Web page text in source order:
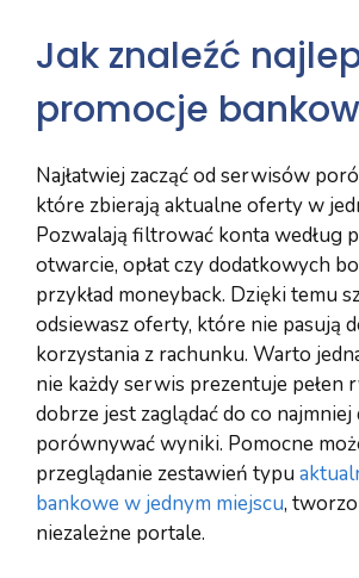
Jak znaleźć
promocje
Najłatwiej zacząć od serwisów
które zbierają aktualne oferty w
Pozwalają filtrować konta według
otwarcie, opłat czy dodatkowych
przykład moneyback. Dzięki temu
odsiewasz oferty, które nie pasują
korzystania z rachunku. Warto
nie każdy serwis prezentuje pełen
dobrze jest zaglądać do co najmniej
porównywać wyniki. Pomocne
przeglądanie zestawień typu
bankowe w jednym miejscu,
niezależne portale.